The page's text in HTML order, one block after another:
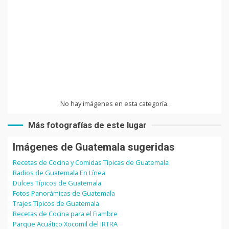
No hay imágenes en esta categoría.
Más fotografías de este lugar
Imágenes de Guatemala sugeridas
Recetas de Cocina y Comidas Típicas de Guatemala
Radios de Guatemala En Línea
Dulces Típicos de Guatemala
Fotos Panorámicas de Guatemala
Trajes Típicos de Guatemala
Recetas de Cocina para el Fiambre
Parque Acuático Xocomil del IRTRA